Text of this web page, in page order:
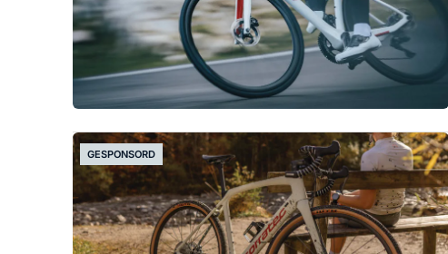
GESPONSORD